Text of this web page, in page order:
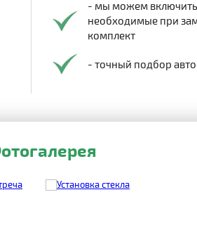
- мы можем включить
необходимые при
комплект
- точный подбор